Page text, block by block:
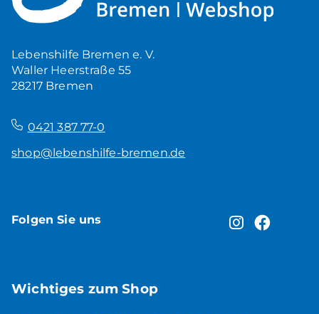
5,00€
Lebenshilfe Bremen e. V.
Waller Heerstraße 55
28217 Bremen
0421 387 77-0
shop@lebenshilfe-bremen.de
Folgen Sie uns
Wichtiges zum Shop